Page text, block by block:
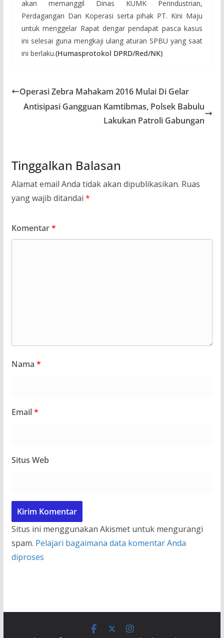
akan memanggil Dinas KUMK Perindustrian,
Perdagangan Dan Koperasi serta pihak PT. Kini Maju
untuk menggelar Rapat dengar pendapat pasca kasus
ini selesai guna mengkaji ulang aturan SPBU yang saat
ini berlaku.(Humasprotokol DPRD/Red/NK)
Operasi Zebra Mahakam 2016 Mulai Di Gelar
Antisipasi Gangguan Kamtibmas, Polsek Babulu
Lakukan Patroli Gabungan
Tinggalkan Balasan
Alamat email Anda tidak akan dipublikasikan. Ruas
yang wajib ditandai *
Komentar*
Nama *
Email*
Situs Web
Situs ini menggunakan Akismet untuk mengurangi
spam. Pelajari bagaimana data komentar Anda
diproses